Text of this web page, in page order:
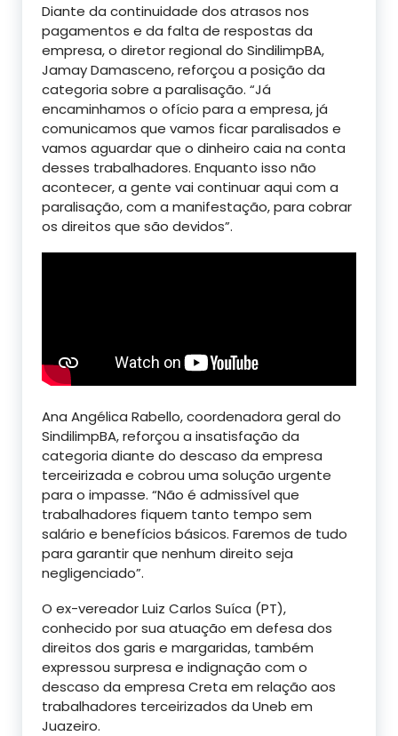
Diante da continuidade dos atrasos nos
pagamentos e da falta de respostas da
empresa, o diretor regional do SindilimpBA,
Jamay Damasceno, reforçou a posição da
categoria sobre a paralisação. “Já
encaminhamos o ofício para a empresa, já
comunicamos que vamos ficar paralisados e
vamos aguardar que o dinheiro caia na conta
desses trabalhadores. Enquanto isso não
acontecer, a gente vai continuar aqui com a
paralisação, com a manifestação, para cobrar
os direitos que são devidos”.
Ana Angélica Rabello, coordenadora geral do
SindilimpBA, reforçou a insatisfação da
categoria diante do descaso da empresa
terceirizada e cobrou uma solução urgente
para o impasse. “Não é admissível que
trabalhadores fiquem tanto tempo sem
salário e benefícios básicos. Faremos de tudo
para garantir que nenhum direito seja
negligenciado”.
O ex-vereador Luiz Carlos Suíca (PT),
conhecido por sua atuação em defesa dos
direitos dos garis e margaridas, também
expressou surpresa e indignação com o
descaso da empresa Creta em relação aos
trabalhadores terceirizados da Uneb em
Juazeiro.